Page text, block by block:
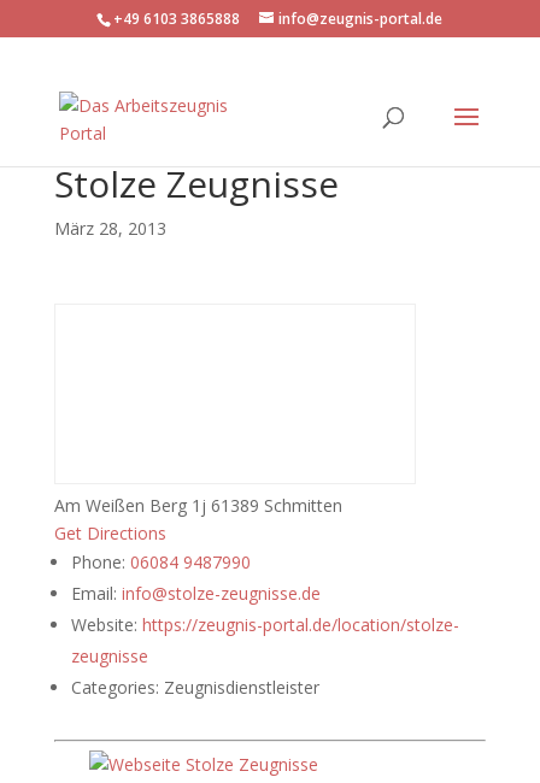
+49 6103 3865888 info@zeugnis-portal.de
Stolze Zeugnisse
März 28, 2013
Am Weißen Berg 1j 61389 Schmitten
Get Directions
Phone: 06084 9487990
Email: info@stolze-zeugnisse.de
Website: https://zeugnis-portal.de/location/stolze-
zeugnisse
Categories: Zeugnisdienstleister